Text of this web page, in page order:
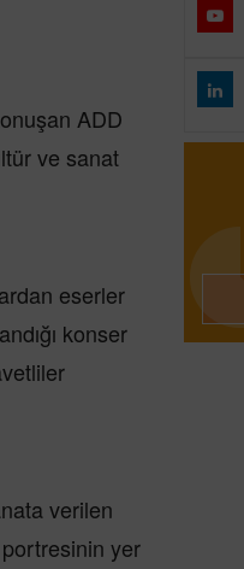
ADD
ve sanat
eserler
konser
verilen
yer